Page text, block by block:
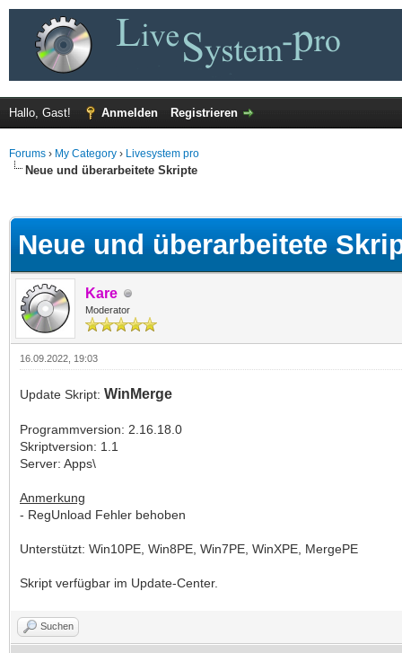
Hallo, Gast! Anmelden Registrieren
Forums › My Category › Livesystem pro
Neue und überarbeitete Skripte
Neue und überarbeitete
Kare
Moderator
16.09.2022, 19:03
Update Skript: WinMerge
Programmversion: 2.16.18.0
Skriptversion: 1.1
Server: Apps\
Anmerkung
- RegUnload Fehler behoben
Unterstützt: Win10PE, Win8PE, Win7PE, WinXPE, MergePE
Skript verfügbar im Update-Center.
Suchen